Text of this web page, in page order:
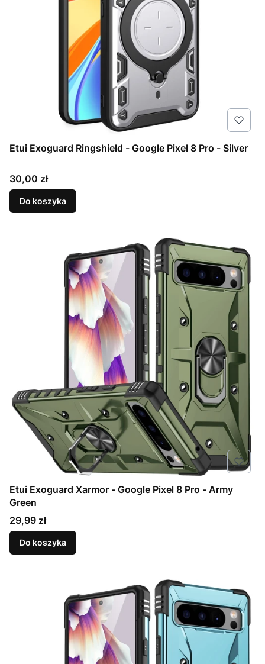
Etui Exoguard Ringshield - Google Pixel 8 Pro - Silver
Cena
30,00 zł
Do koszyka
Etui Exoguard Xarmor - Google Pixel 8 Pro - Army
Green
Cena
29,99 zł
Do koszyka